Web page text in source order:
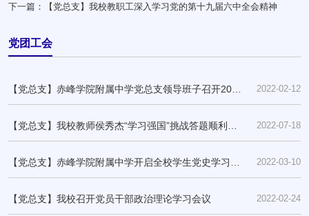
下一篇：
【党总支】我校教职工深入学习党的第十九届六中全会精神
党团工会
2022-02-12
【党总支】赤峰学院附属中学党总支领导班子召开2022
年度民主生活会
2022-07-18
【党总支】我校教师侯秀杰“学习强国”挑战答题顺利通
关！
2022-03-10
【党总支】赤峰学院附属中学开启全校学生党史学习教
育“大思政”
2022-02-24
【党总支】我校召开党员干部政治理论学习会议